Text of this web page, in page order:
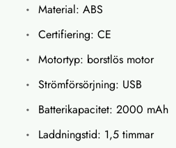
Material: ABS
Certifiering: CE
Motortyp: borstlös motor
Strömförsörjning: USB
Batterikapacitet: 2000 mAh
Laddningstid: 1,5 timmar